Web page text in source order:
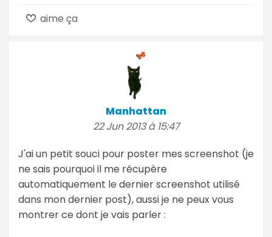
aime ça
Manhattan
22 Jun 2013 à 15:47
J'ai un petit souci pour poster mes screenshot (je
ne sais pourquoi il me récupère
automatiquement le dernier screenshot utilisé
dans mon dernier post), aussi je ne peux vous
montrer ce dont je vais parler :